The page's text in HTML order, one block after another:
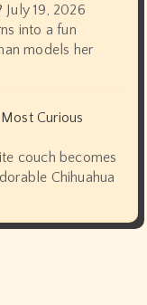
July 19, 2026
into a fun
models her
Curious
couch becomes
Chihuahua